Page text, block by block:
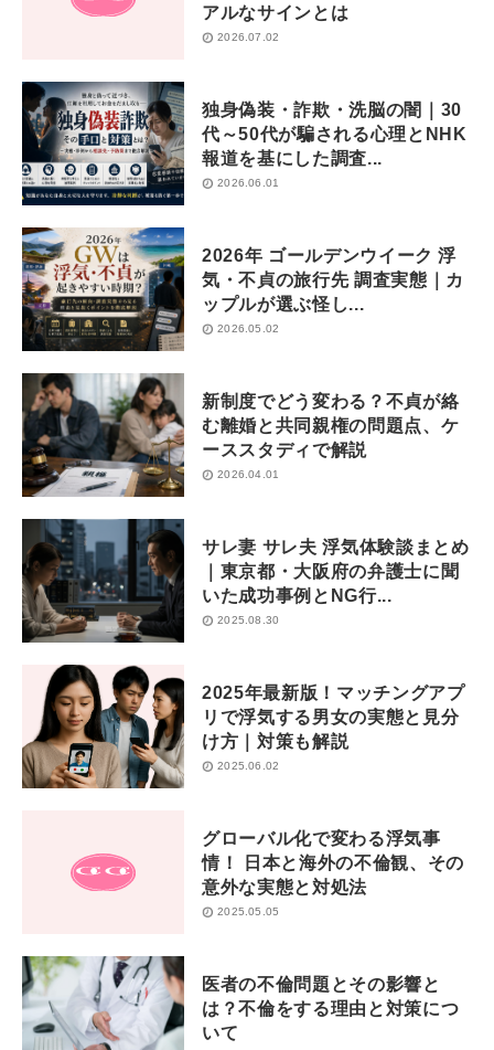
アルなサインとは
2026.07.02
独身偽装・詐欺・洗脳の闇｜30
代～50代が騙される心理とNHK
報道を基にした調査...
2026.06.01
2026年 ゴールデンウイーク 浮
気・不貞の旅行先 調査実態｜カ
ップルが選ぶ怪し...
2026.05.02
新制度でどう変わる？不貞が絡
む離婚と共同親権の問題点、ケ
ーススタディで解説
2026.04.01
サレ妻 サレ夫 浮気体験談まとめ
｜東京都・大阪府の弁護士に聞
いた成功事例とNG行...
2025.08.30
2025年最新版！マッチングアプ
リで浮気する男女の実態と見分
け方｜対策も解説
2025.06.02
グローバル化で変わる浮気事
情！ 日本と海外の不倫観、その
意外な実態と対処法
2025.05.05
医者の不倫問題とその影響と
は？不倫をする理由と対策につ
いて